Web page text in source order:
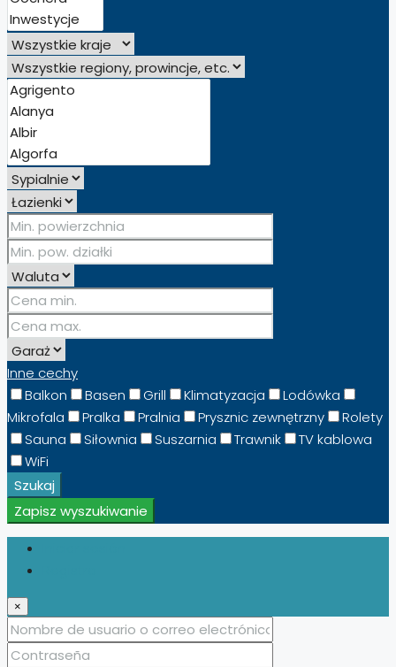
Inne cechy
Balkon
Basen Grill Klimatyzacja
Lodówka
Mikrofala
Pralka Pralnia Prysznic zewnętrzny
Rolety
Sauna
Siłownia Suszarnia Trawnik
TV kablowa
WiFi
Szukaj
Zapisz wyszukiwanie
×